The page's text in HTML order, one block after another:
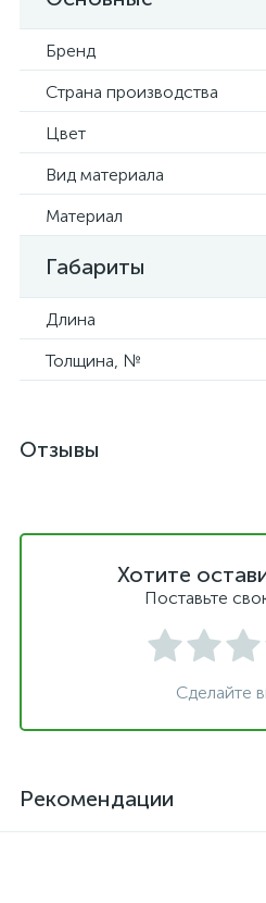
Бренд
Страна производства
Цвет
Вид материала
Материал
Габариты
Длина
Толщина, №
Отзывы
Хотите
Поставьте
Сделайте
Рекомендации